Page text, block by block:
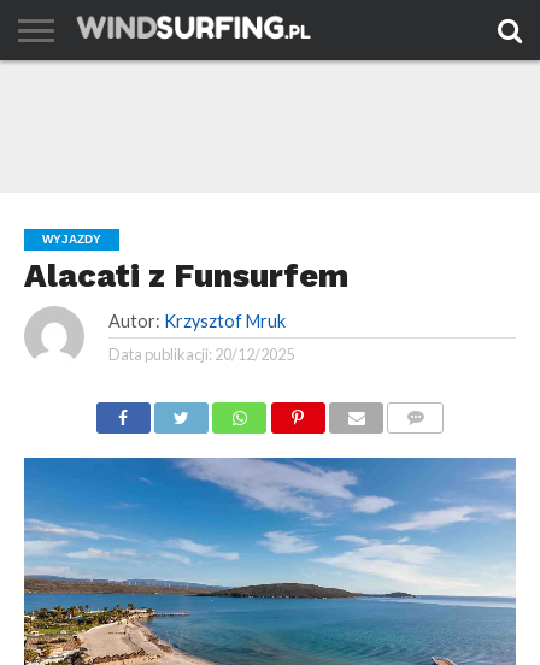
WYJAZDY
Alacati z Funsurfem
Autor: Krzysztof Mruk
Data publikacji: 20/12/2025